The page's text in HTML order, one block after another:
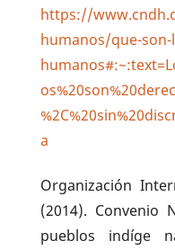
https://
humanos/que-
a
Organización
(2014). Convenio
pueblos indíge